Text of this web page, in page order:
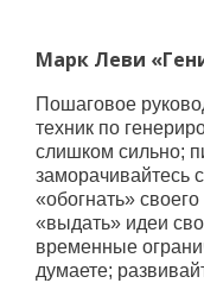
Марк Леви
Пошаговое
техник по
слишком сильно;
заморачивайтесь
«обогнать»
«выдать» идеи
временные
думаете;